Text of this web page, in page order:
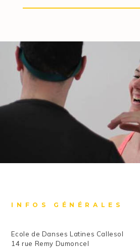
INFOS GÉNÉRALES
Ecole de Danses Latines Callesol
14 rue Remy Dumoncel